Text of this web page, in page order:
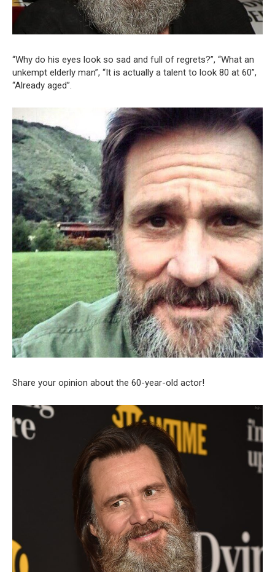
“Why do his eyes look so sad and full of regrets?”, “What an
unkempt elderly man”, “It is actually a talent to look 80 at 60”,
“Already aged”.
Share your opinion about the 60-year-old actor!